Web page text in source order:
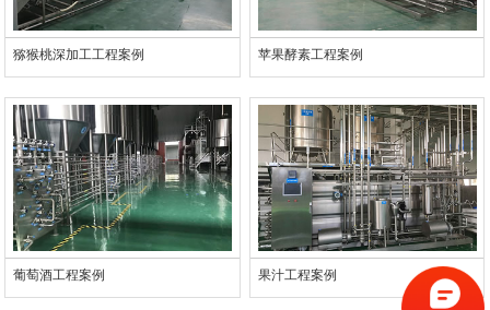
猕猴桃深加工工程案例 苹果酵素工程案例
葡萄酒工程案例 果汁工程案例